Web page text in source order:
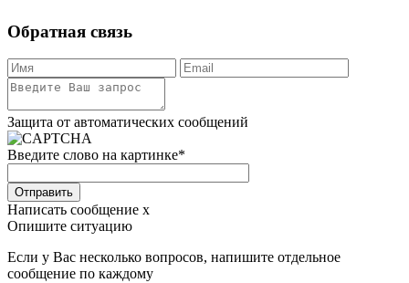
Обратная связь
Защита от автоматических сообщений
Введите слово на картинке*
Отправить
Написать сообщение x
Опишите ситуацию
Если у Вас несколько вопросов, напишите отдельное
сообщение по каждому